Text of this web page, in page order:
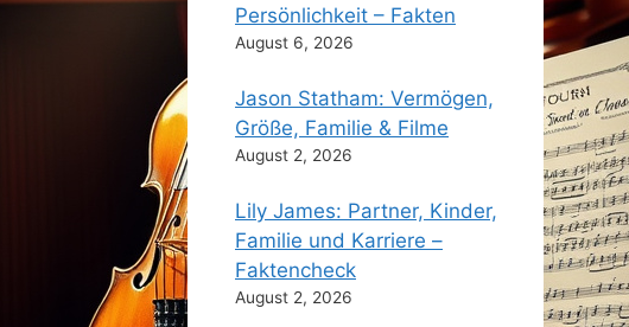
Persönlichkeit – Fakten
August 6, 2026
Jason Statham: Vermögen,
Größe, Familie & Filme
August 2, 2026
Lily James: Partner, Kinder,
Familie und Karriere –
Faktencheck
August 2, 2026